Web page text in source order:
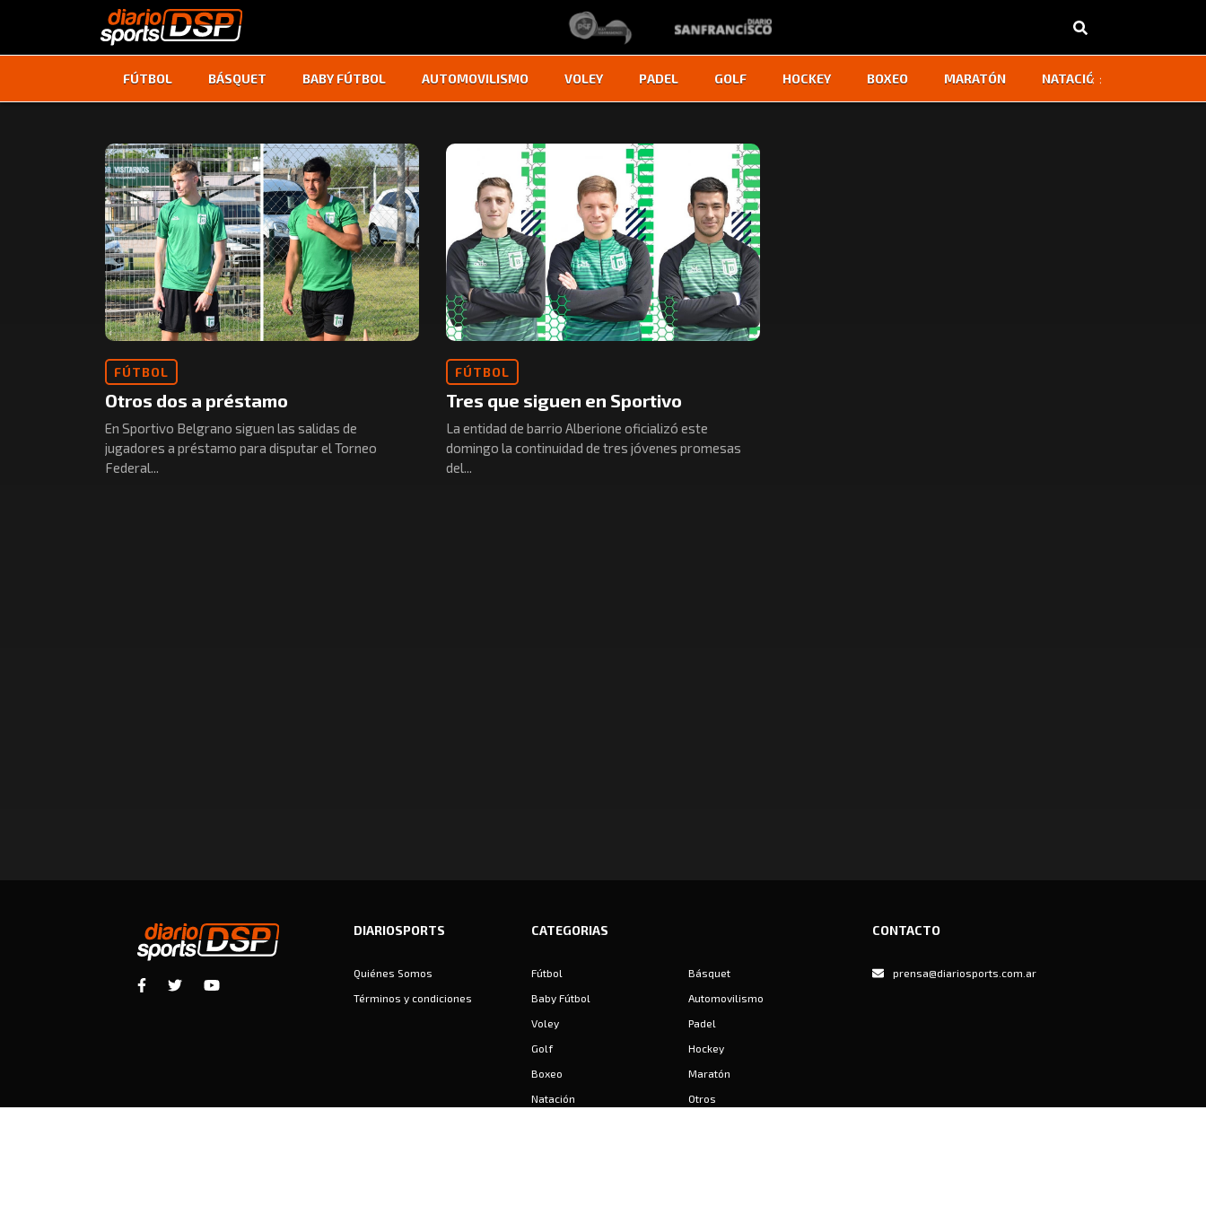
FÚTBOL BÁSQUET BABY FÚTBOL AUTOMOVILISMO VOLEY PADEL GOLF HOCKEY BOXEO MARATÓN NATACIÓN
‹ ›
FÚTBOL
Otros dos a préstamo
En Sportivo Belgrano siguen las salidas de
jugadores a préstamo para disputar el Torneo
Federal...
FÚTBOL
Tres que siguen en Sportivo
La entidad de barrio Alberione oficializó este
domingo la continuidad de tres jóvenes promesas
del...
DIARIOSPORTS
Quiénes Somos
Términos y condiciones
CATEGORIAS
Fútbol
Básquet
Baby Fútbol
Automovilismo
Voley
Padel
Golf
Hockey
Boxeo
Maratón
Natación
Otros
CONTACTO
prensa@diariosports.com.ar